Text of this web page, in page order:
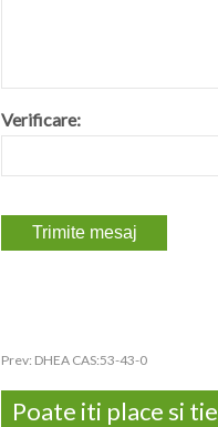
Verificare:
Prev: DHEA CAS:53-43-0
Poate iti place si tie